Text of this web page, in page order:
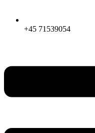
+45 71539054